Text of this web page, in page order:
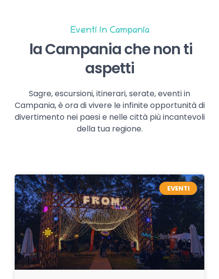
Eventi in Campania
la Campania che non ti
aspetti
Sagre, escursioni, itinerari, serate, eventi in
Campania, è ora di vivere le infinite opportunità di
divertimento nei paesi e nelle città più incantevoli
della tua regione.
EVENTI